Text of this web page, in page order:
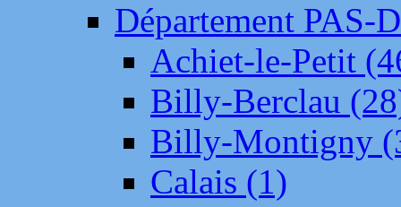
Département PAS-
Achiet-le-Petit
Billy-Berclau
Billy-Montigny
Calais (1)